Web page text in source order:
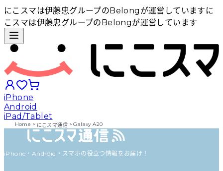
にこスマは伊藤忠グループのBelongが運営しています に
こスマは伊藤忠グループのBelongが運営しています
iPhone
Android
iPad/Tablet
iPhoneから探す
Home > にこスマ通信 >Galaxy A20
iPhone・Android・スマホの役立つ情報をお届け！